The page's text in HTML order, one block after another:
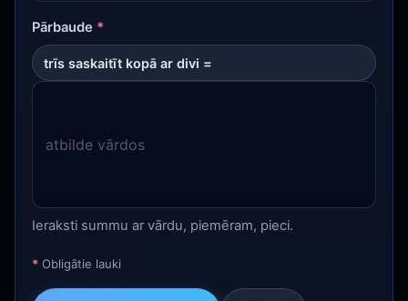
Pārbaude *
trīs saskaitīt kopā ar divi =
Ieraksti summu ar vārdu, piemēram, pieci.
* Obligātie lauki